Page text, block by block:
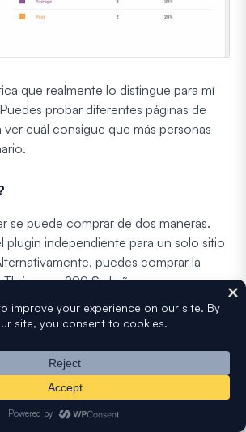
que realmente lo distingue para mí
probar diferentes páginas de
ver cuál consigue que más personas
se puede comprar de dos maneras.
plugin independiente para un solo sitio
puedes comprar la
por 299 $ al año.
a Thrive Quiz Builder además de todas
Leads, Thrive Apprentice, Thrive
Thrive Optimize, Thrive